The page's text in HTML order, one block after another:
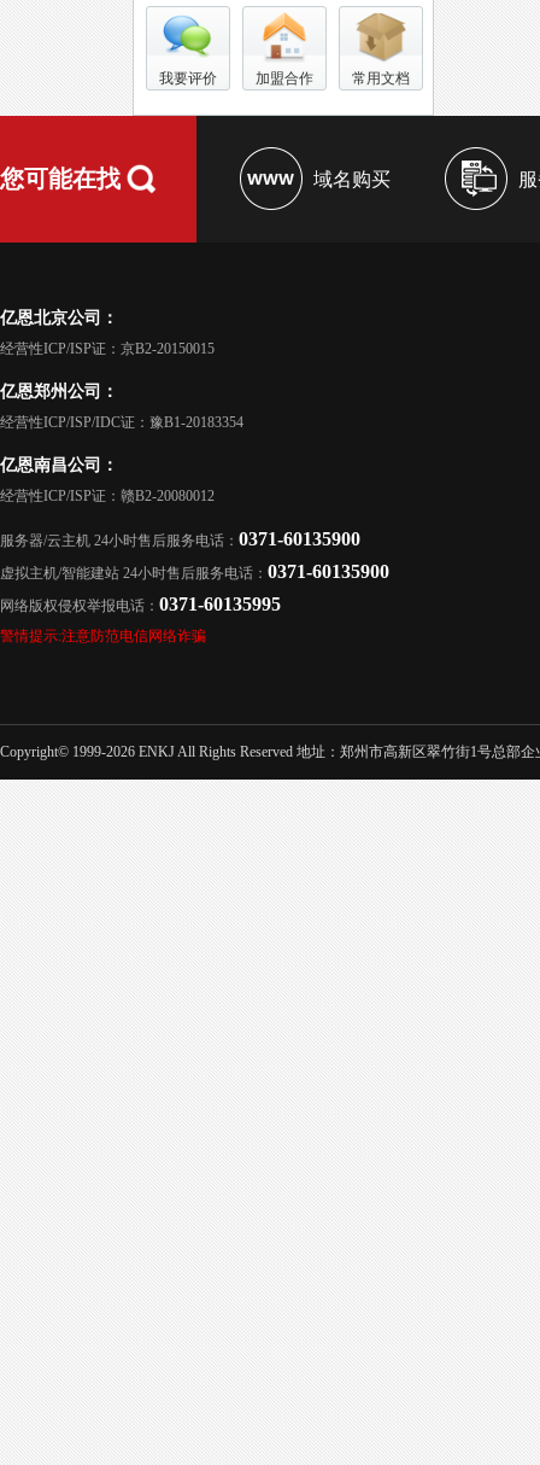
我要评价 加盟合作 常用文档
您可能在找 域名购买
亿恩北京公司：
经营性ICP/ISP证：京B2-20150015
亿恩郑州公司：
经营性ICP/ISP/IDC证：豫B1-20183354
亿恩南昌公司：
经营性ICP/ISP证：赣B2-20080012
服务器/云主机 24小时售后服务电话： 0371-60135900
虚拟主机/智能建站 24小时售后服务电话： 0371-60135900
网络版权侵权举报电话： 0371-60135995
警情提示:注意防范电信网络诈骗
Copyright© 1999-2026 ENKJ All Rights Reserved 地址：郑州市高新区翠竹街1号